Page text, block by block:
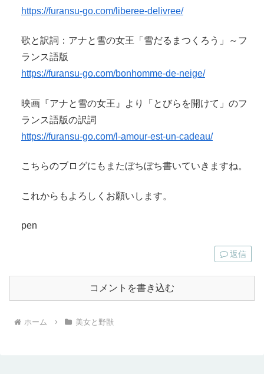
https://furansu-go.com/liberee-delivree/
歌と訳詞：アナと雪の女王「雪だるまつくろう」～フ
ランス語版
https://furansu-go.com/bonhomme-de-neige/
映画『アナと雪の女王』より「とびらを開けて」のフ
ランス語版の訳詞
https://furansu-go.com/l-amour-est-un-cadeau/
こちらのブログにもまたぼちぼち書いていきますね。
これからもよろしくお願いします。
pen
返信
コメントを書き込む
ホーム 美女と野獣